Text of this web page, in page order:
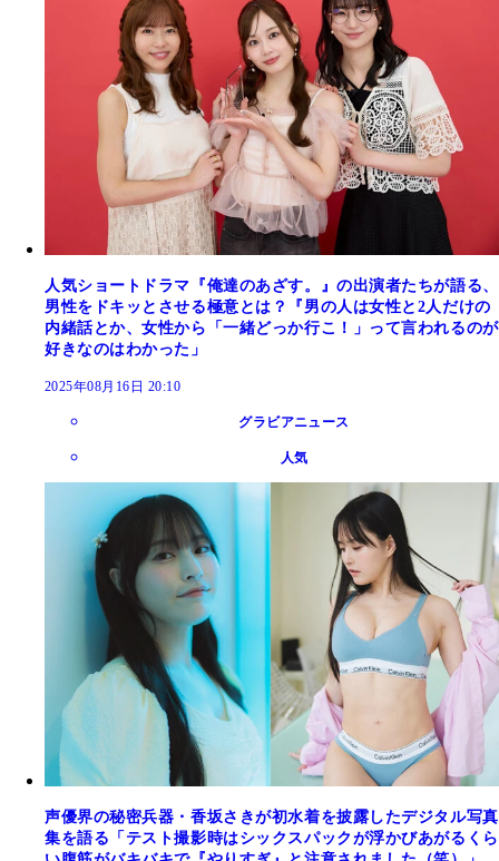
人気ショートドラマ『俺達のあざす。』の出演者たちが語る、
男性をドキッとさせる極意とは？『男の人は女性と2人だけの
内緒話とか、女性から「一緒どっか行こ！」って言われるのが
好きなのはわかった」
2025年08月16日 20:10
グラビアニュース
人気
声優界の秘密兵器・香坂さきが初水着を披露したデジタル写真
集を語る「テスト撮影時はシックスパックが浮かびあがるくら